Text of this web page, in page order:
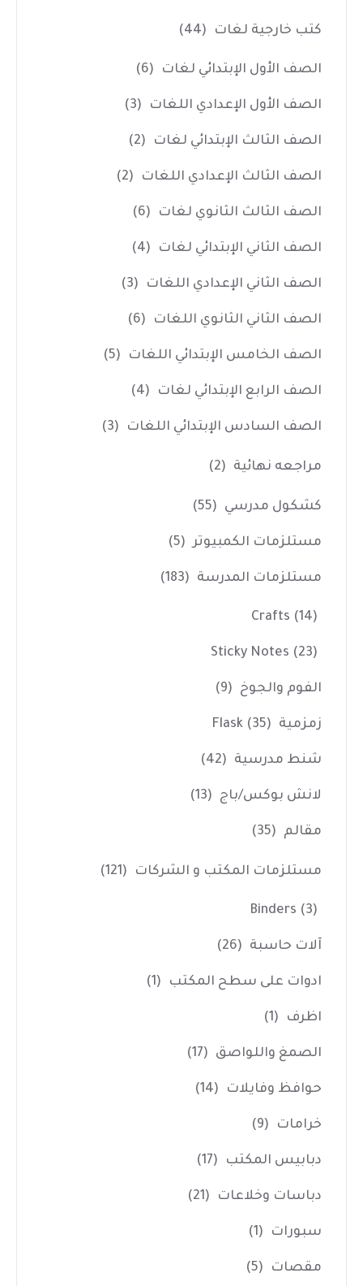
كتب خارجية لغات (44)
الصف الأول الإبتدائي لغات (6)
الصف الأول الإعدادي اللغات (3)
الصف الثالث الإبتدائي لغات (2)
الصف الثالث الإعدادي اللغات (2)
الصف الثالث الثانوي لغات (6)
الصف الثاني الإبتدائي لغات (4)
الصف الثاني الإعدادي اللغات (3)
الصف الثاني الثانوي اللغات (6)
الصف الخامس الإبتدائي اللغات (5)
الصف الرابع الإبتدائي لغات (4)
الصف السادس الإبتدائي اللغات (3)
مراجعه نهائية (2)
كشكول مدرسي (55)
مستلزمات الكمبيوتر (5)
مستلزمات المدرسة (183)
Crafts (14)
Sticky Notes (23)
الفوم والجوخ (9)
زمزمية Flask (35)
شنط مدرسية (42)
لانش بوكس/باج (13)
مقالم (35)
مستلزمات المكتب و الشركات (121)
Binders (3)
آلات حاسبة (26)
ادوات على سطح المكتب (1)
اظرف (1)
الصمغ واللواصق (17)
حوافظ وفايلات (14)
خرامات (9)
دبابيس المكتب (17)
دباسات وخلاعات (21)
سبورات (1)
مقصات (5)